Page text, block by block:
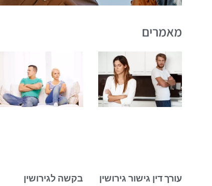
מאמרים
עורך דין גישור גירושין
בקשה לגירושין